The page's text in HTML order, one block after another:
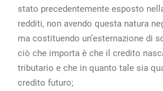
stato precedentemente esposto
redditi, non avendo questa natura
ma costituendo un’esternazione di
ciò che importa è che il credito
tributario e che in quanto tale sia
credito futuro;